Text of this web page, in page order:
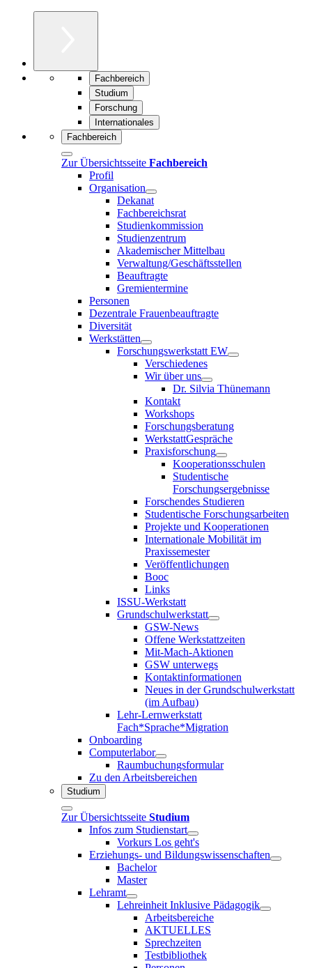
Fachbereich
Studium
Forschung
Internationales
Fachbereich
Zur Übersichtsseite Fachbereich
Profil
Organisation
Dekanat
Fachbereichsrat
Studienkommission
Studienzentrum
Akademischer Mittelbau
Verwaltung/Geschäftsstellen
Beauftragte
Gremientermine
Personen
Dezentrale Frauenbeauftragte
Diversität
Werkstätten
Forschungswerkstatt EW
Verschiedenes
Wir über uns
Dr. Silvia Thünemann
Kontakt
Workshops
Forschungsberatung
WerkstattGespräche
Praxisforschung
Kooperationsschulen
Studentische
Forschungsergebnisse
Forschendes Studieren
Studentische Forschungsarbeiten
Projekte und Kooperationen
Internationale Mobilität im
Praxissemester
Veröffentlichungen
Booc
Links
ISSU-Werkstatt
Grundschulwerkstatt
GSW-News
Offene Werkstattzeiten
Mit-Mach-Aktionen
GSW unterwegs
Kontaktinformationen
Neues in der Grundschulwerkstatt
(im Aufbau)
Lehr-Lernwerkstatt
Fach*Sprache*Migration
Onboarding
Computerlabor
Raumbuchungsformular
Zu den Arbeitsbereichen
Studium
Zur Übersichtsseite Studium
Infos zum Studienstart
Vorkurs Los geht's
Erziehungs- und Bildungswissenschaften
Bachelor
Master
Lehramt
Lehreinheit Inklusive Pädagogik
Arbeitsbereiche
AKTUELLES
Sprechzeiten
Testbibliothek